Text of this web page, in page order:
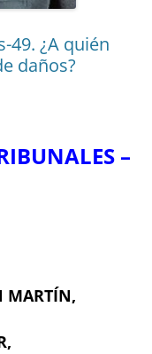
49. ¿A quién
daños?
–
MARTÍN,